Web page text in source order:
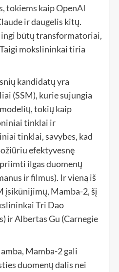
tokiems kaip OpenAI
ir daugelis kitų.
būtų transformatoriai,
mokslininkai tiria
kandidatų yra
(SSM), kurie sujungia
tokių kaip
tinklai ir
tinklai, savybes, kad
efektyvesnę
ilgas duomenų
ir filmus). Ir vieną iš
įsikūnijimų, Mamba-2, šį
Tri Dao
ir Albertas Gu (Carnegie
Mamba-2 gali
duomenų dalis nei